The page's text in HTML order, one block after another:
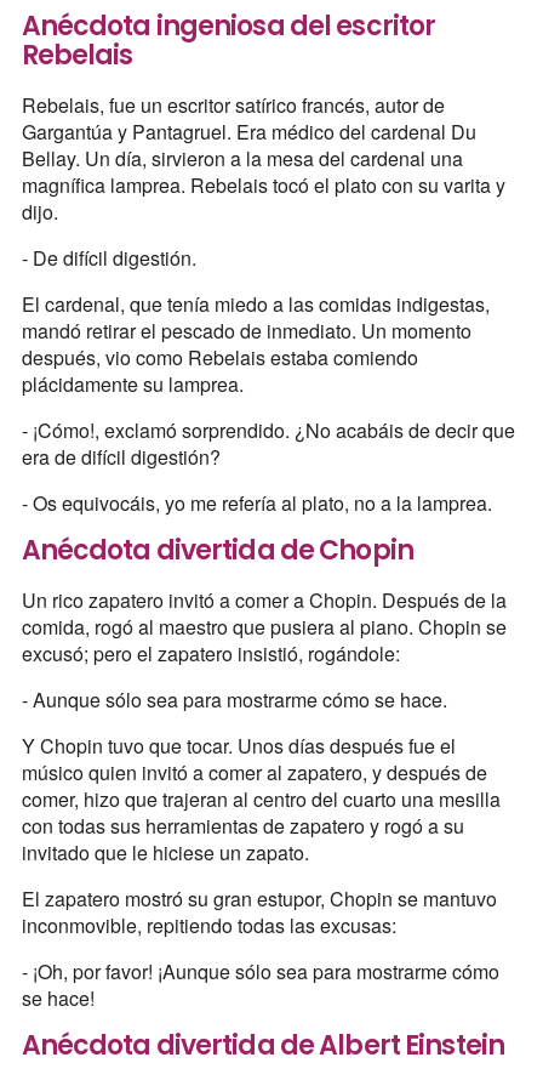
Anécdota ingeniosa del escritor
Rebelais
Rebelais, fue un escritor satírico francés, autor de
Gargantúa y Pantagruel. Era médico del cardenal Du
Bellay. Un día, sirvieron a la mesa del cardenal una
magnífica lamprea. Rebelais tocó el plato con su varita y
dijo.
- De difícil digestión.
El cardenal, que tenía miedo a las comidas indigestas,
mandó retirar el pescado de inmediato. Un momento
después, vio como Rebelais estaba comiendo
plácidamente su lamprea.
- ¡Cómo!, exclamó sorprendido. ¿No acabáis de decir que
era de difícil digestión?
- Os equivocáis, yo me refería al plato, no a la lamprea.
Anécdota divertida de Chopin
Un rico zapatero invitó a comer a Chopin. Después de la
comida, rogó al maestro que pusiera al piano. Chopin se
excusó; pero el zapatero insistió, rogándole:
- Aunque sólo sea para mostrarme cómo se hace.
Y Chopin tuvo que tocar. Unos días después fue el
músico quien invitó a comer al zapatero, y después de
comer, hizo que trajeran al centro del cuarto una mesilla
con todas sus herramientas de zapatero y rogó a su
invitado que le hiciese un zapato.
El zapatero mostró su gran estupor, Chopin se mantuvo
inconmovible, repitiendo todas las excusas:
- ¡Oh, por favor! ¡Aunque sólo sea para mostrarme cómo
se hace!
Anécdota divertida de Albert Einstein